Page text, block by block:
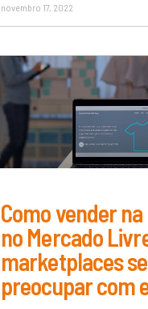
novembro 17, 2022
Como vender
no Mercado
marketplaces
preocupar com